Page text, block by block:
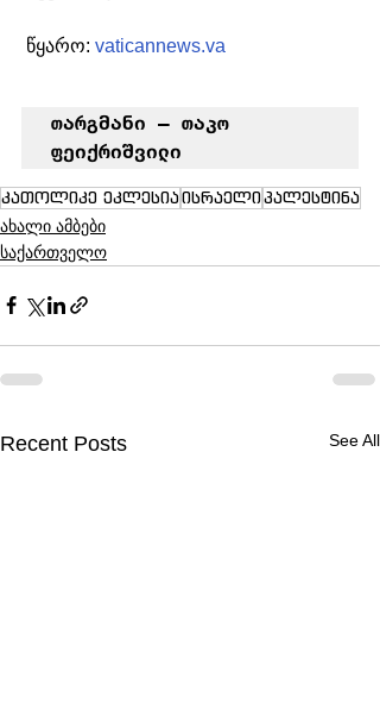
წყარო: vaticannews.va
თარგმანი – თაკო
ფეიქრიშვილი
კათოლიკე ეკლესიაისრაელიპალესტინა
ახალი ამბები
საქართველო
Recent Posts See All